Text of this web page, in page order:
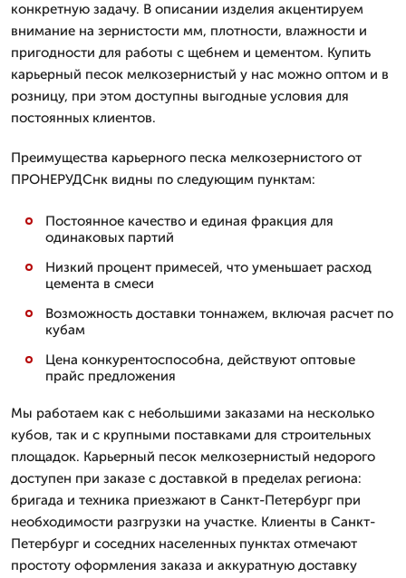
конкретную задачу. В описании изделия акцентируем
внимание на зернистости мм, плотности, влажности и
пригодности для работы с щебнем и цементом. Купить
карьерный песок мелкозернистый у нас можно оптом и в
розницу, при этом доступны выгодные условия для
постоянных клиентов.
Преимущества карьерного песка мелкозернистого от
ПРОНЕРУДСнк видны по следующим пунктам:
Постоянное качество и единая фракция для
одинаковых партий
Низкий процент примесей, что уменьшает расход
цемента в смеси
Возможность доставки тоннажем, включая расчет по
кубам
Цена конкурентоспособна, действуют оптовые
прайс предложения
Мы работаем как с небольшими заказами на несколько
кубов, так и с крупными поставками для строительных
площадок. Карьерный песок мелкозернистый недорого
доступен при заказе с доставкой в пределах региона:
бригада и техника приезжают в Санкт-Петербург при
необходимости разгрузки на участке. Клиенты в Санкт-
Петербург и соседних населенных пунктах отмечают
простоту оформления заказа и аккуратную доставку